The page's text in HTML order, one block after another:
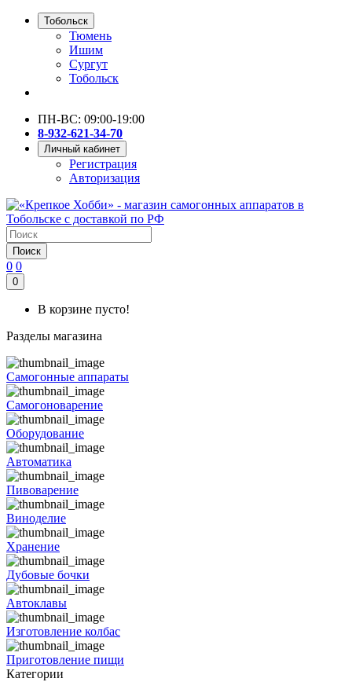
Тобольск
Тюмень
Ишим
Сургут
Тобольск
ПН-ВС: 09:00-19:00
8-932-621-34-70
Личный кабинет
Регистрация
Авторизация
Поиск
0 0
0
В корзине пусто!
Разделы магазина
Самогонные аппараты
Самогоноварение
Оборудование
Автоматика
Пивоварение
Виноделие
Хранение
Дубовые бочки
Автоклавы
Изготовление колбас
Приготовление пищи
Категории